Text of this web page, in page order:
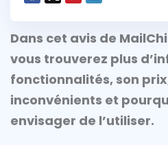
Dans cet avis de
vous trouverez plus
fonctionnalités, son
inconvénients et
envisager de l’utiliser.